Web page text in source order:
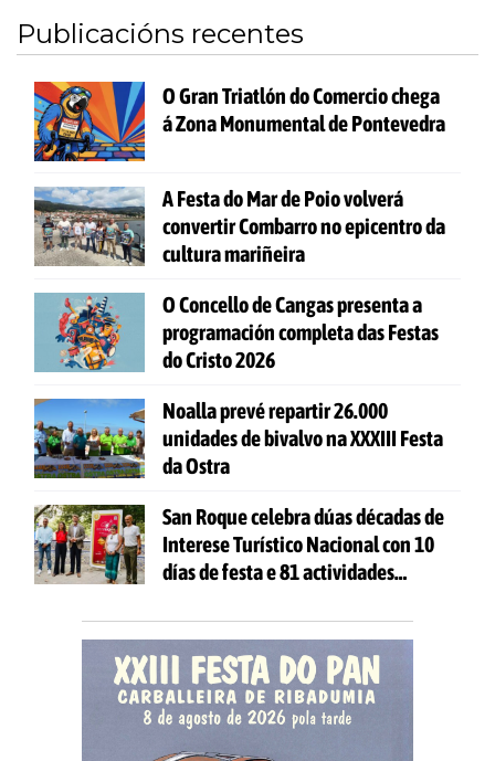
Publicacións recentes
O Gran Triatlón do Comercio chega
á Zona Monumental de Pontevedra
A Festa do Mar de Poio volverá
convertir Combarro no epicentro da
cultura mariñeira
O Concello de Cangas presenta a
programación completa das Festas
do Cristo 2026
Noalla prevé repartir 26.000
unidades de bivalvo na XXXIII Festa
da Ostra
San Roque celebra dúas décadas de
Interese Turístico Nacional con 10
días de festa e 81 actividades